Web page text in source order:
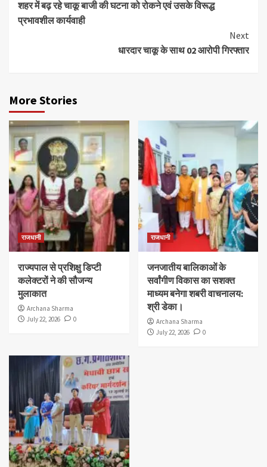
Reading
शहर में बढ़ रहे चाकू बाजी की घटना को रोकने एवं उसके विरूद्ध
प्रभावशील कार्यवाही
Next
धारदार चाकू के साथ 02 आरोपी गिरफ्तार
More Stories
राजधानी
राज्यपाल से प्रशिक्षु डिप्टी
कलेक्टरों ने की सौजन्य
मुलाकात
Archana Sharma
July 22, 2026
0
राजधानी
जनजातीय बालिकाओं के
सर्वांगीण विकास का सशक्त
माध्यम बनेगा शबरी वाचनालय:
श्री डेका।
Archana Sharma
July 22, 2026
0